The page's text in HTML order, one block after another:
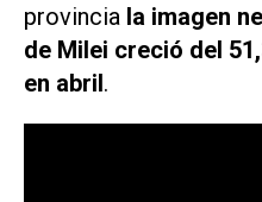
provincia la imagen
de Milei creció del
en abril.